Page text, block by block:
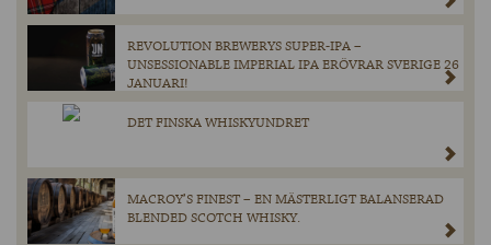
REVOLUTION BREWERYS SUPER-IPA –
UNSESSIONABLE IMPERIAL IPA ERÖVRAR SVERIGE 26
JANUARI!
DET FINSKA WHISKYUNDRET
MACROY’S FINEST – EN MÄSTERLIGT BALANSERAD
BLENDED SCOTCH WHISKY.